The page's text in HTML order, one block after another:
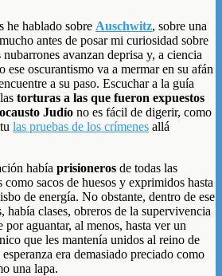
he hablado sobre Auschwitz, sobre una
antes de posar mi curiosidad sobre
avanzan deprisa y, a ciencia
ese oscurantismo va a mermar en su afán
a su paso. Escuchar a la guía
torturas a las que fueron expuestos
Judío no es fácil de digerir, como
las pruebas de los crímenes allá
había prisioneros de todas las
sacos de huesos y exprimidos hasta
de energía. No obstante, dentro de ese
había clases, obreros de la supervivencia
aguantar, al menos, hasta ver un
que les mantenía unidos al reino de
era demasiado preciado como
una lapa.